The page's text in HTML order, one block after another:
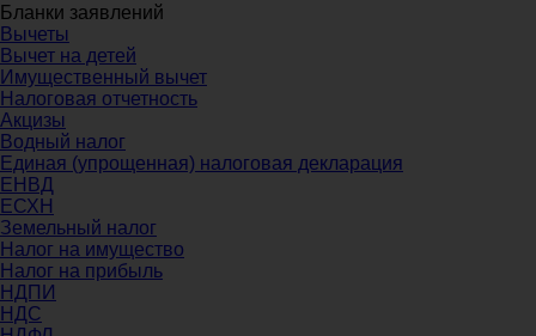
Бланки заявлений
Вычеты
Вычет на детей
Имущественный вычет
Налоговая отчетность
Акцизы
Водный налог
Единая (упрощенная) налоговая декларация
ЕНВД
ЕСХН
Земельный налог
Налог на имущество
Налог на прибыль
НДПИ
НДС